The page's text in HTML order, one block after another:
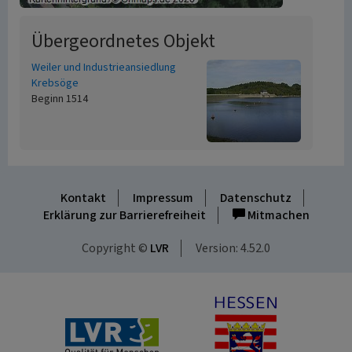
Übergeordnetes Objekt
Weiler und Industrieansiedlung
Krebsöge
Beginn 1514
Kontakt Impressum
Datenschutz
Erklärung zur Barrierefreiheit
Mitmachen
Copyright © LVR Version: 4.52.0